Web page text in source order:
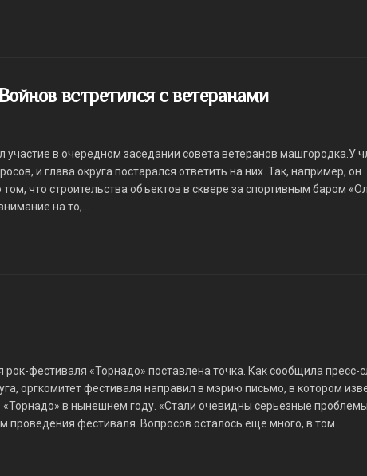
встретился с ветеранами
участие в очередном заседании совета ветеранов машгородка.У
и глава округа постарался ответить на них. Так, например, он
что строительства объектов в сквере за спортивным баром
на то,...
рок-фестиваля «Торнадо» поставлена точка. Как сообщила пресс-
оргкомитет фестиваля направил в мэрию письмо, в котором
в нынешнем году. «Стали очевидны серьезные
фестиваля. Вопросов осталось еще много, в том...